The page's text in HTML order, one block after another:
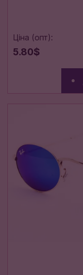
Ціна (опт):
5.80$